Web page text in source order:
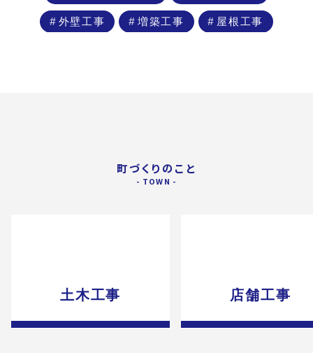
外壁工事 増築工事 屋根工事
町づくりのこと
土木工事 店舗工事